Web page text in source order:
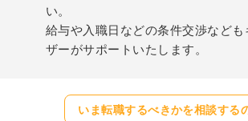
い。
給与や入職日などの条件交渉なども
ザーがサポートいたします。
いま転職するべきかを相談する